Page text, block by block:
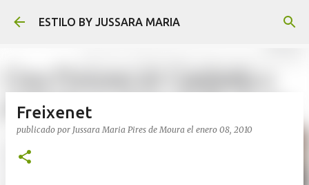
Ir al contenido principal
ESTILO BY JUSSARA MARIA
Freixenet
publicado por Jussara Maria Pires de Moura el enero 08, 2010